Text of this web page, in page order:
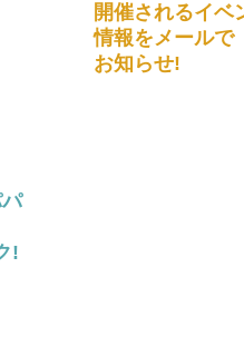
開催されるイベ
情報をメールで
お知らせ!
!